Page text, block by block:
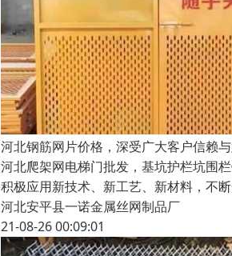
河北钢筋网片价格，深受广大客户信赖
河北爬架网电梯门批发，基坑护栏坑围
积极应用新技术、新工艺、新材料，不
河北安平县一诺金属丝网制品厂
21-08-26 00:09:01